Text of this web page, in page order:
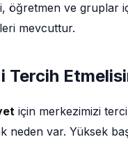
öğretmen ve gruplar
mevcuttur.
Tercih
için merkezimizi
neden var. Yüksek